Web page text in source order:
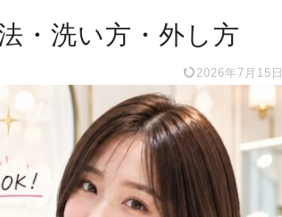
・洗い方・外し方
2026年7月15日